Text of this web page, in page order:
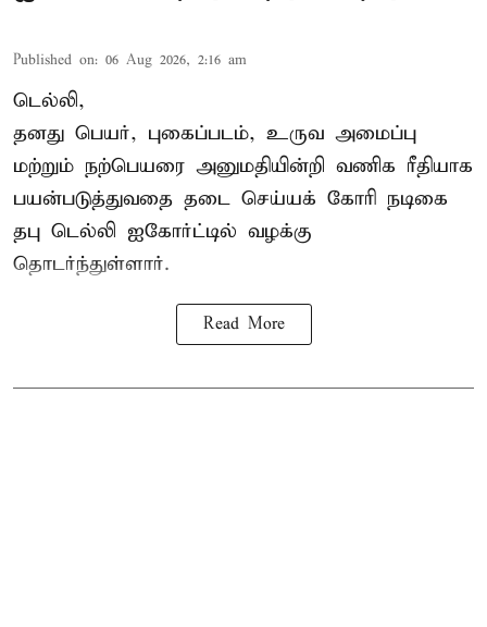
Published on: 06 Aug 2026, 2:16 am
டெல்லி,
தனது பெயர், புகைப்படம், உருவ அமைப்பு
மற்றும் நற்பெயரை அனுமதியின்றி வணிக ரீதியாக
பயன்படுத்துவதை தடை செய்யக் கோரி நடிகை
தபு டெல்லி ஐகோர்ட்டில் வழக்கு
தொடர்ந்துள்ளார்.
Read More